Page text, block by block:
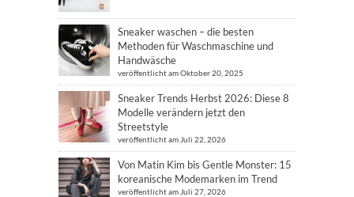
Sneaker waschen – die besten
Methoden für Waschmaschine und
Handwäsche
veröffentlicht am Oktober 20, 2025
Sneaker Trends Herbst 2026: Diese 8
Modelle verändern jetzt den
Streetstyle
veröffentlicht am Juli 22, 2026
Von Matin Kim bis Gentle Monster: 15
koreanische Modemarken im Trend
veröffentlicht am Juli 27, 2026